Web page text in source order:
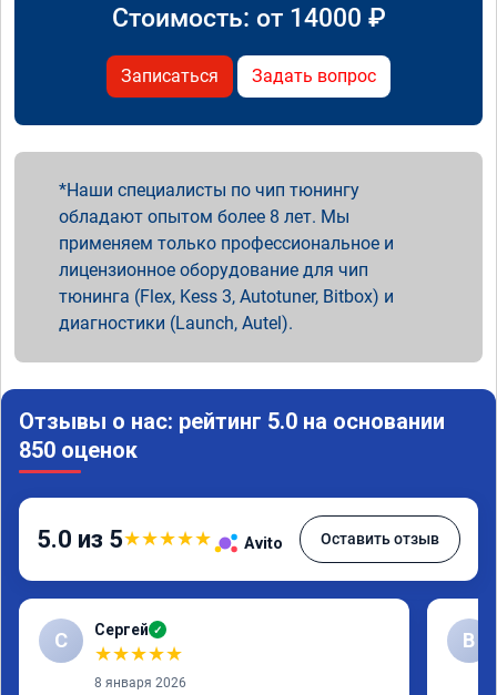
Стоимость: от 14000 ₽
Записаться Задать вопрос
Наши специалисты по чип тюнингу
обладают опытом более 8 лет. Мы
применяем только профессиональное и
лицензионное оборудование для чип
тюнинга (Flex, Kess 3, Autotuner, Bitbox) и
диагностики (Launch, Autel).
Отзывы о нас: рейтинг 5.0 на основании
850 оценок
5.0 из 5★★★★★ Avito Оставить отзыв
С Сергей ✓
★★★★★
8 января 2026
В